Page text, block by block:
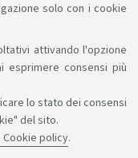
solo con i cookie
attivando l'opzione
esprimere consensi più
lo stato dei consensi
del sito.
policy.